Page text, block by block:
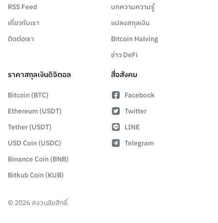
RSS Feed
เกี่ยวกับเรา
ติดต่อเรา
บทความความรู้
แปลงสกุลเงิน
Bitcoin Halving
ข่าว DeFi
ราคาสกุลเงินดิจิตอล
Bitcoin (BTC)
Ethereum (USDT)
Tether (USDT)
USD Coin (USDC)
Binance Coin (BNB)
Bitkub Coin (KUB)
สื่อสังคม
Facebook
Twitter
LINE
Telegram
© 2026สงวนลิขสิทธิ์